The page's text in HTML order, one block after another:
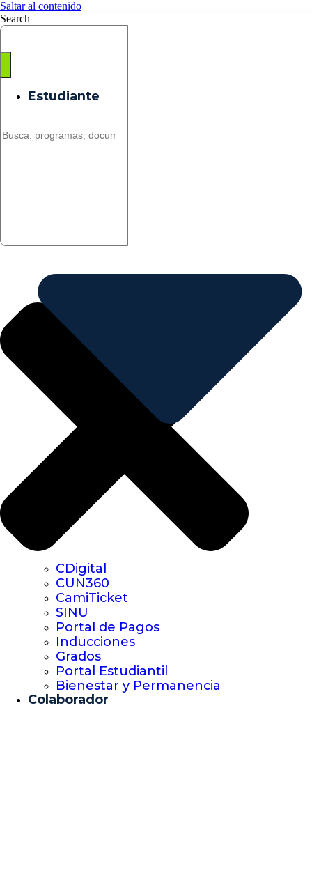
Saltar al contenido
Search
Estudiante
CDigital
CUN360
CamiTicket
SINU
Portal de Pagos
Inducciones
Grados
Portal Estudiantil
Bienestar y Permanencia
Colaborador